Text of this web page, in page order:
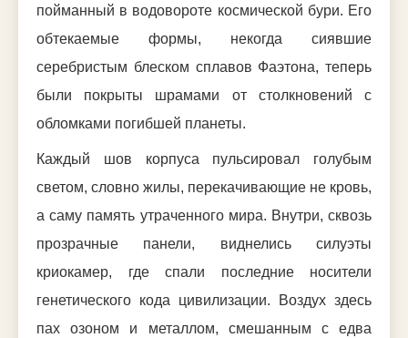
пойманный в водовороте космической бури. Его
обтекаемые формы, некогда сиявшие
серебристым блеском сплавов Фаэтона, теперь
были покрыты шрамами от столкновений с
обломками погибшей планеты.
Каждый шов корпуса пульсировал голубым
светом, словно жилы, перекачивающие не кровь,
а саму память утраченного мира. Внутри, сквозь
прозрачные панели, виднелись силуэты
криокамер, где спали последние носители
генетического кода цивилизации. Воздух здесь
пах озоном и металлом, смешанным с едва